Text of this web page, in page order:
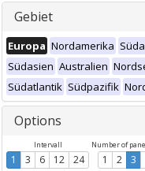
Gebiet
Europa Nordamerika
Südasien Australien
Südatlantik Südpazifik
Options
Intervall
1 3 6 12 24
Number of
1 2 3